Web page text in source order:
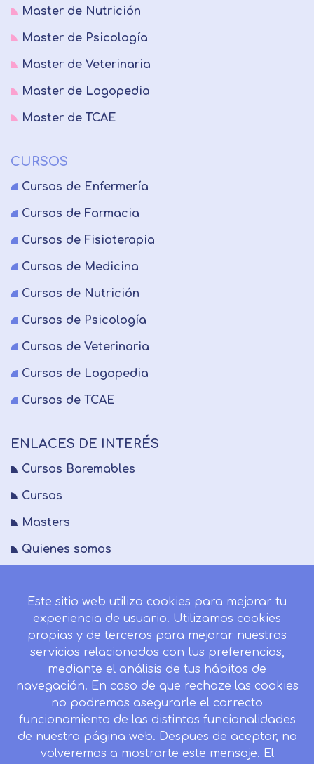
Master de Nutrición
Master de Psicología
Master de Veterinaria
Master de Logopedia
Master de TCAE
CURSOS
Cursos de Enfermería
Cursos de Farmacia
Cursos de Fisioterapia
Cursos de Medicina
Cursos de Nutrición
Cursos de Psicología
Cursos de Veterinaria
Cursos de Logopedia
Cursos de TCAE
ENLACES DE INTERÉS
Cursos Baremables
Cursos
Masters
Quienes somos
Blog
Mapa del sitio
Desistir contrato aquí
CONTACTO
Camino de la Torrecilla N.º 30 EDIFICIO EDUCA
EDTECH, C.P. 18.200, Maracena (Granada)
Este sitio web utiliza cookies para mejorar tu
experiencia de usuario. Utilizamos cookies
propias y de terceros para mejorar nuestros
servicios relacionados con tus preferencias,
mediante el análisis de tus hábitos de
navegación. En caso de que rechaze las cookies
no podremos asegurarle el correcto
funcionamiento de las distintas funcionalidades
de nuestra página web. Despues de aceptar, no
volveremos a mostrarte este mensaje. El